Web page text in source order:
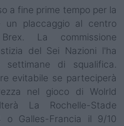
a fine prime tempo per la
un placcaggio al centro
La commissione
del Sei Nazioni l'ha
di squalifica.
evitabile se parteciperà
nel gioco di Wolrld
La Rochelle-Stade
o Galles-Francia il 9/10